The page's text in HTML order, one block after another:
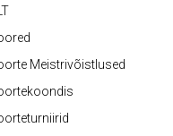
Meistrivõistlused